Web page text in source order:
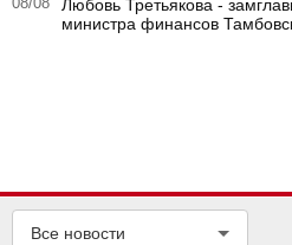
08/08
Любовь Третьякова -
министра финансов
Все новости